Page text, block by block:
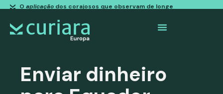
O aplicaçãodos corajosos que observam de longe
Enviar dinheiro